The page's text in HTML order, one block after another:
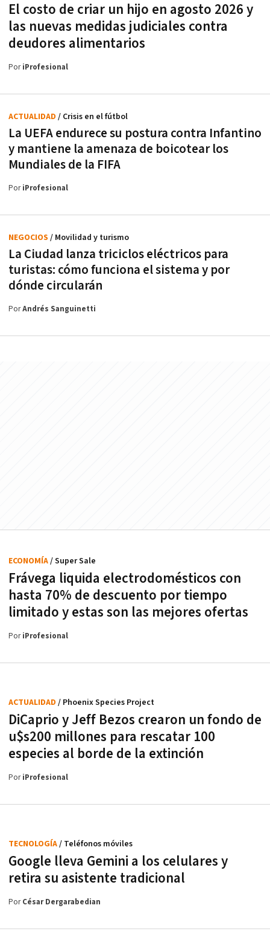
El costo de criar un hijo en agosto 2026 y
las nuevas medidas judiciales contra
deudores alimentarios
PoriProfesional
La UEFA endurece su postura contra Infantino
y mantiene la amenaza de boicotear los
Mundiales de la FIFA
ACTUALIDAD / Crisis en el fútbol
PoriProfesional
La Ciudad lanza triciclos eléctricos para
turistas: cómo funciona el sistema y por
dónde circularán
NEGOCIOS / Movilidad y turismo
PorAndrés Sanguinetti
Frávega liquida electrodomésticos con
hasta 70% de descuento por tiempo
limitado y estas son las mejores ofertas
ECONOMÍA/ Super Sale
PoriProfesional
DiCaprio y Jeff Bezos crearon un fondo de
u$s200 millones para rescatar 100
especies al borde de la extinción
ACTUALIDAD / Phoenix Species Project
PoriProfesional
Google lleva Gemini a los celulares y
retira su asistente tradicional
TECNOLOGÍA/ Teléfonos móviles
PorCésar Dergarabedian